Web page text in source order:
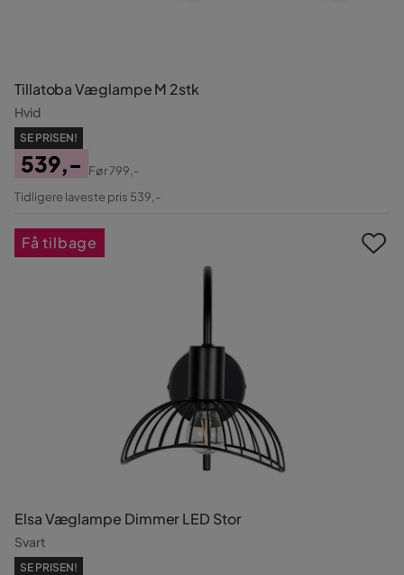
Tillatoba Væglampe M 2stk
Hvid
SE PRISEN!
Pris
539,-
Original
Før799,-
Tidligere laveste pris 539,-
Elsa Væglampe Dimmer LED Stor
Svart
SE PRISEN!
Få tilbage